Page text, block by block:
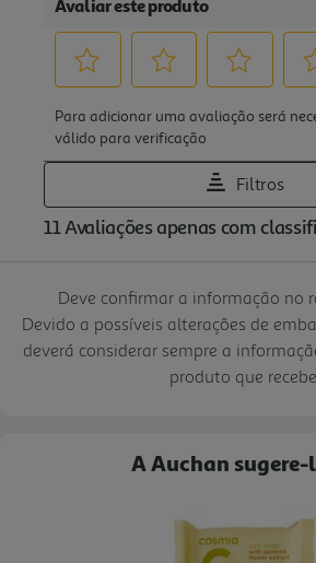
Deve confirmar a informação no
Devido a possíveis alterações de
deverá considerar sempre a
produto que recebe.
A Auchan sugere-